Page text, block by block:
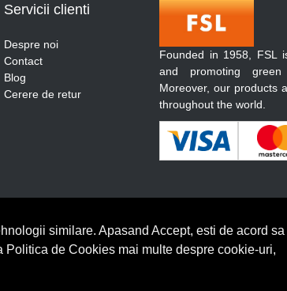
Servicii clienti
Despre noi
Contact
Blog
Cerere de retur
Founded in 1958, FSL
and promoting green
Moreover, our products
throughout the world.
similare. Apasand Accept, esti de acord sa
de Cookies mai multe despre cookie-uri,